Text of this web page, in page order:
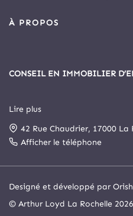
À PROPOS
CONSEIL EN IMMOBILIER
Depuis 1999, Arthur Loyd La
spécialisé en immobilier
rochelaise.
Notre agence a intégré, le 1er
service juridique et d’un
Lire plus
42 Rue Chaudrier, 17000 La
Afficher le téléphone
Designé et développé par
© Arthur Loyd La Rochelle 2026